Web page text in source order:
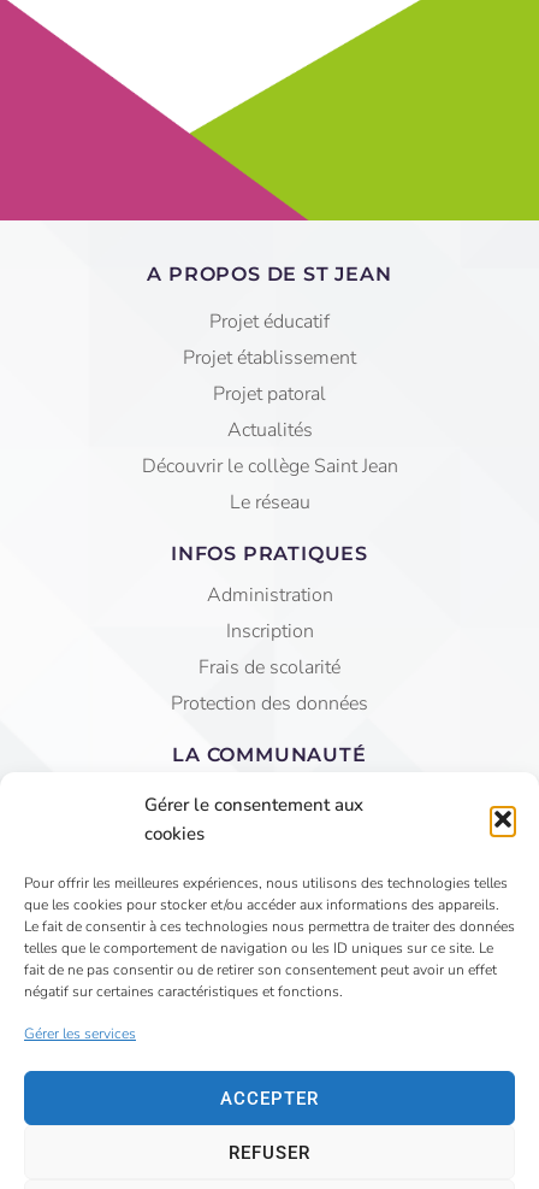
Gérer le consentement aux
cookies
Pour offrir les meilleures expériences, nous utilisons des technologies telles
que les cookies pour stocker et/ou accéder aux informations des appareils.
Le fait de consentir à ces technologies nous permettra de traiter des données
telles que le comportement de navigation ou les ID uniques sur ce site. Le
fait de ne pas consentir ou de retirer son consentement peut avoir un effet
négatif sur certaines caractéristiques et fonctions.
Gérer les services
ACCEPTER
REFUSER
A PROPOS DE ST JEAN
Projet éducatif
Projet établissement
Projet patoral
Actualités
Découvrir le collège Saint Jean
Le réseau
INFOS PRATIQUES
Administration
Inscription
Frais de scolarité
Protection des données
LA COMMUNAUTÉ
Equipe éducative
AGEC Saint Jean
4 Rue du Faubourg St Jean - VIHIERS 49310 LYS
HAUT LAYON
02 41 75 81 15